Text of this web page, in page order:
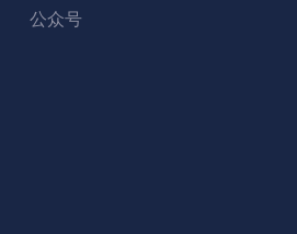
公众号